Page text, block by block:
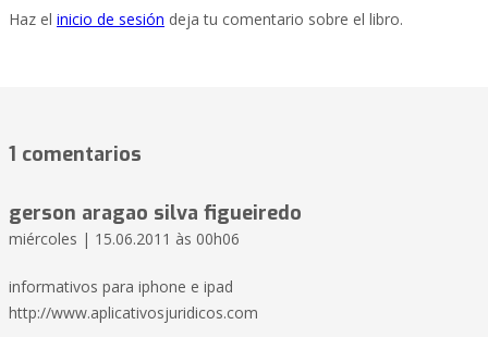
Haz el inicio de sesión deja tu comentario sobre el libro.
1 comentarios
gerson aragao silva figueiredo
miércoles | 15.06.2011 às 00h06
informativos para iphone e ipad
http://www.aplicativosjuridicos.com